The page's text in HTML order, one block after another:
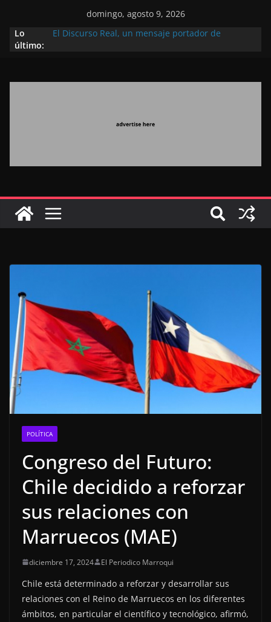
domingo, agosto 9, 2026
Lo
último:
El Discurso Real, un mensaje portador de
Extranjero: al servicio de los grandes proyectos de
Marruecos gracias a una visión estratégica
destinada a consolidar la posición de Marruecos
en una economía mundial competitiva (politólogo
marroquí-estadounidense)
POLÍTICA
Congreso del Futuro:
Chile decidido a reforzar
sus relaciones con
Marruecos (MAE)
diciembre 17, 2024 El Periodico Marroqui
Chile está determinado a reforzar y desarrollar sus
relaciones con el Reino de Marruecos en los diferentes
ámbitos, en particular el científico y tecnológico, afirmó,